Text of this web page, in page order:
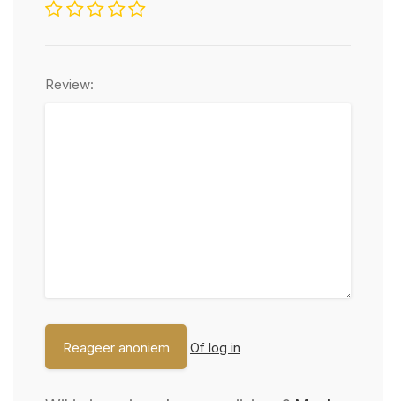
Review:
Of log in